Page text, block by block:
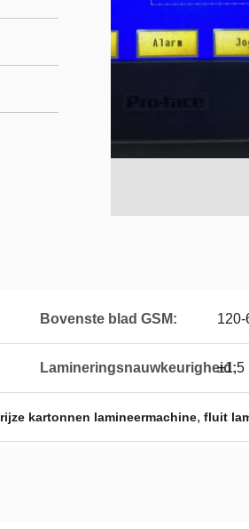
Bovenste blad GSM: 120-
Lamineringsnauwkeurigheid:
±1,5
kartonnen lamineermachine, fluit